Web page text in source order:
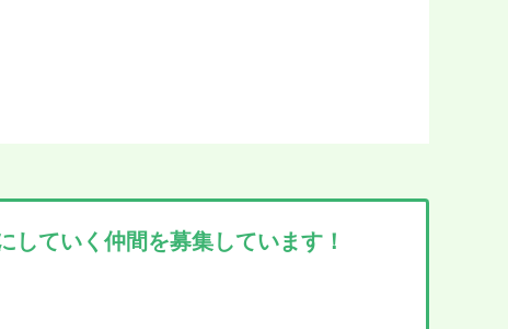
していく仲間を募集しています！